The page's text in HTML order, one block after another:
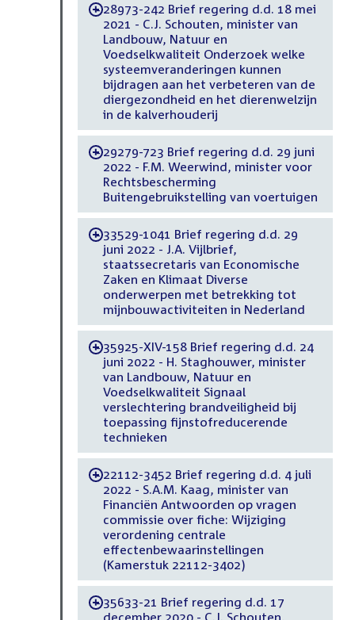
-28973-242 Brief regering d.d. 18 mei
2021 - C.J. Schouten, minister van
Landbouw, Natuur en
Voedselkwaliteit Onderzoek welke
systeemveranderingen kunnen
bijdragen aan het verbeteren van de
diergezondheid en het dierenwelzijn
in de kalverhouderij
-29279-723 Brief regering d.d. 29 juni
2022 - F.M. Weerwind, minister voor
Rechtsbescherming
Buitengebruikstelling van voertuigen
-33529-1041 Brief regering d.d. 29
juni 2022 - J.A. Vijlbrief,
staatssecretaris van Economische
Zaken en Klimaat Diverse
onderwerpen met betrekking tot
mijnbouwactiviteiten in Nederland
-35925-XIV-158 Brief regering d.d. 24
juni 2022 - H. Staghouwer, minister
van Landbouw, Natuur en
Voedselkwaliteit Signaal
verslechtering brandveiligheid bij
toepassing fijnstofreducerende
technieken
-22112-3452 Brief regering d.d. 4 juli
2022 - S.A.M. Kaag, minister van
Financiën Antwoorden op vragen
commissie over fiche: Wijziging
verordening centrale
effectenbewaarinstellingen
(Kamerstuk 22112-3402)
-35633-21 Brief regering d.d. 17
december 2020 - C.J. Schouten,